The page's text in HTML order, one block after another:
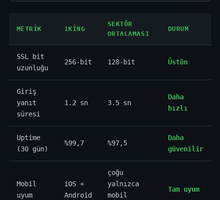
METRIK 1KING
SEKTÖR
ORTALAMASI
DURUM
SSL bit
uzunluğu
256-bit 128-bit Üstün
Giriş
yanıt
süresi
1.2 sn 3.5 sn
Daha
hızlı
Uptime
(30 gün)
%99,7 %97,5
Daha
güvenilir
Mobil
uyum
iOS +
Android
çoğu
yalnızca
mobil
Tam uyum